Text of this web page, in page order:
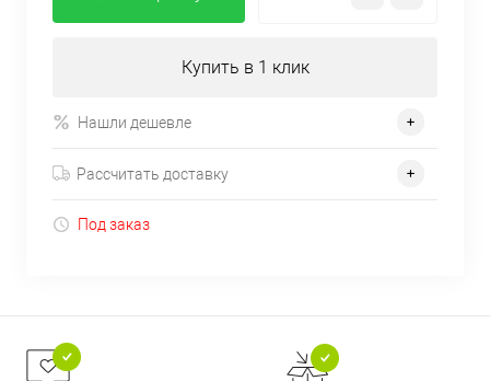
Купить в 1 клик
Нашли дешевле
Рассчитать доставку
Под заказ